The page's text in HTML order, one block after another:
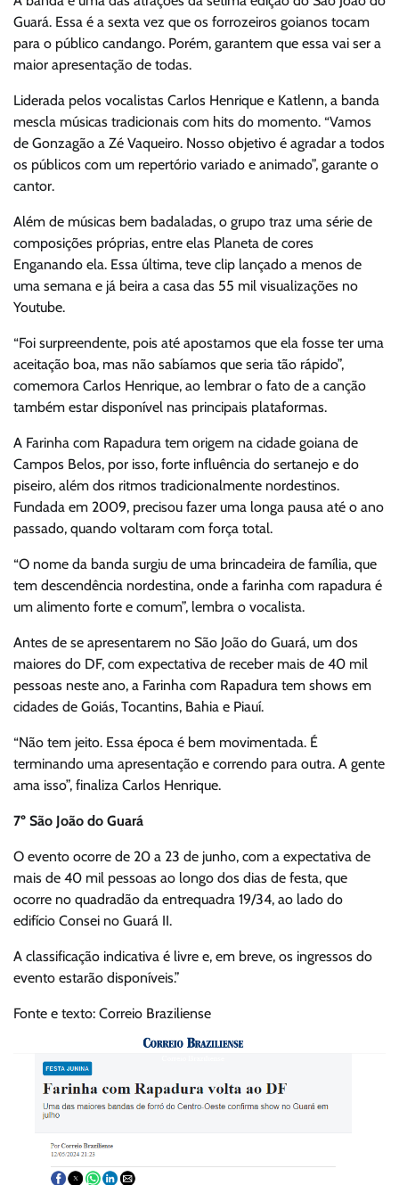
Guará. Essa é a sexta vez que os forrozeiros goianos tocam
para o público candango. Porém, garantem que essa vai ser a
maior apresentação de todas.
Liderada pelos vocalistas Carlos Henrique e Katlenn, a banda
mescla músicas tradicionais com hits do momento. “Vamos
de Gonzagão a Zé Vaqueiro. Nosso objetivo é agradar a todos
os públicos com um repertório variado e animado”, garante o
cantor.
Além de músicas bem badaladas, o grupo traz uma série de
composições próprias, entre elas Planeta de cores
Enganando ela. Essa última, teve clip lançado a menos de
uma semana e já beira a casa das 55 mil visualizações no
Youtube.
“Foi surpreendente, pois até apostamos que ela fosse ter uma
aceitação boa, mas não sabíamos que seria tão rápido”,
comemora Carlos Henrique, ao lembrar o fato de a canção
também estar disponível nas principais plataformas.
A Farinha com Rapadura tem origem na cidade goiana de
Campos Belos, por isso, forte influência do sertanejo e do
piseiro, além dos ritmos tradicionalmente nordestinos.
Fundada em 2009, precisou fazer uma longa pausa até o ano
passado, quando voltaram com força total.
“O nome da banda surgiu de uma brincadeira de família, que
tem descendência nordestina, onde a farinha com rapadura é
um alimento forte e comum”, lembra o vocalista.
Antes de se apresentarem no São João do Guará, um dos
maiores do DF, com expectativa de receber mais de 40 mil
pessoas neste ano, a Farinha com Rapadura tem shows em
cidades de Goiás, Tocantins, Bahia e Piauí.
“Não tem jeito. Essa época é bem movimentada. É
terminando uma apresentação e correndo para outra. A gente
ama isso”, finaliza Carlos Henrique.
7º São João do Guará
O evento ocorre de 20 a 23 de junho, com a expectativa de
mais de 40 mil pessoas ao longo dos dias de festa, que
ocorre no quadradão da entrequadra 19/34, ao lado do
edifício Consei no Guará II.
A classificação indicativa é livre e, em breve, os ingressos do
evento estarão disponíveis.”
Fonte e texto: Correio Braziliense